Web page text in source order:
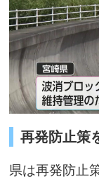
再発防止策
県は再発防止